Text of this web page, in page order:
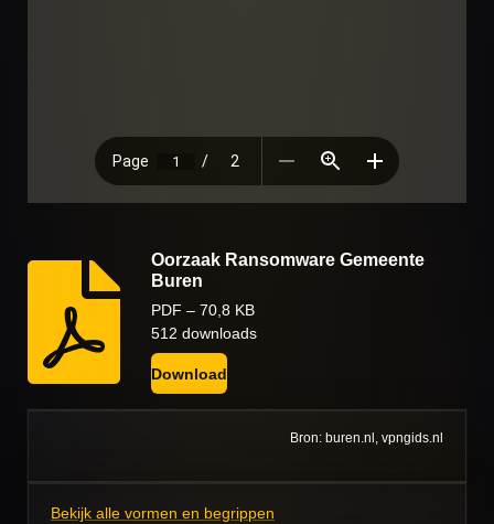
Oorzaak Ransomware Gemeente
Buren
PDF – 70,8 KB
512 downloads
Download
Bron: buren.nl, vpngids.nl
Bekijk alle vormen en begrippen